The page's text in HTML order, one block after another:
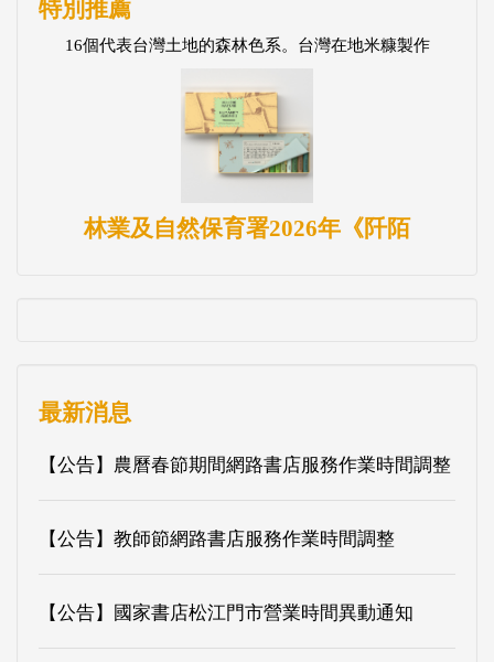
特別推薦
16個代表台灣土地的森林色系。台灣在地米糠製作
林業及自然保育署2026年《阡陌
最新消息
【公告】農曆春節期間網路書店服務作業時間調整
【公告】教師節網路書店服務作業時間調整
【公告】國家書店松江門市營業時間異動通知